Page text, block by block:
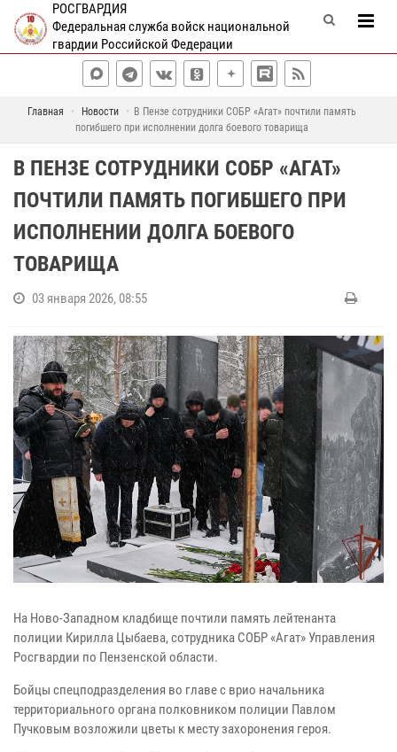
РОСГВАРДИЯ
Федеральная служба войск национальной
гвардии Российской Федерации
Главная Новости
В Пензе сотрудники СОБР «Агат» почтили память
погибшего при исполнении долга боевого товарища
В ПЕНЗЕ СОТРУДНИКИ СОБР «АГАТ»
ПОЧТИЛИ ПАМЯТЬ ПОГИБШЕГО ПРИ
ИСПОЛНЕНИИ ДОЛГА БОЕВОГО
ТОВАРИЩА
03 января 2026, 08:55
На Ново-Западном кладбище почтили память лейтенанта
полиции Кирилла Цыбаева, сотрудника СОБР «Агат» Управления
Росгвардии по Пензенской области.
Бойцы спецподразделения во главе с врио начальника
территориального органа полковником полиции Павлом
Пучковым возложили цветы к месту захоронения героя.